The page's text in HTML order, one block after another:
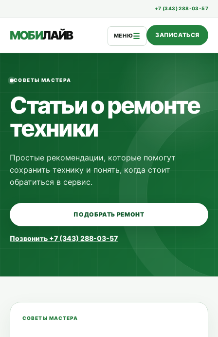
+7 (343) 288-03-57
МОБИЛАЙВ МЕНЮ☰ ЗАПИСАТЬСЯ
СОВЕТЫ МАСТЕРА
Статьи о ремонте
техники
Простые рекомендации, которые помогут
сохранить технику и понять, когда стоит
обратиться в сервис.
ПОДОБРАТЬ РЕМОНТ
Позвонить +7 (343) 288-03-57
СОВЕТЫ МАСТЕРА